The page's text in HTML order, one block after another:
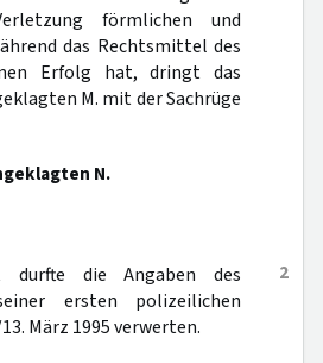
förmlichen und
das Rechtsmittel des
Erfolg hat, dringt das
M. mit der Sachrüge
N.
2
durfte die Angaben des
ersten polizeilichen
März 1995 verwerten.